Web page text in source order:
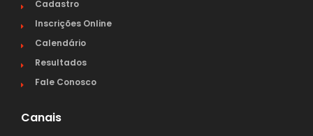
Cadastro
Inscrições Online
Calendário
Resultados
Fale Conosco
Canais